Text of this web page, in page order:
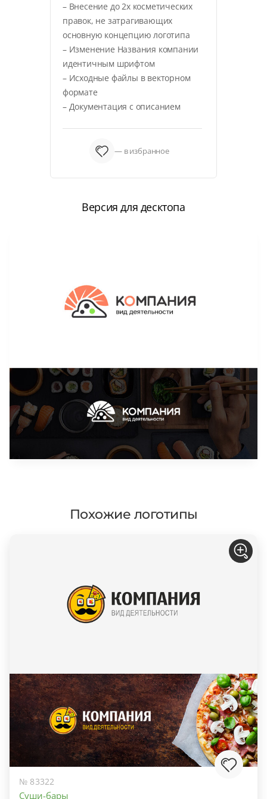
– Внесение до 2х косметических
правок, не затрагивающих
основную концепцию логотипа
– Изменение Названия компании
идентичным шрифтом
– Исходные файлы в векторном
формате
– Документация с описанием
— в избранное
Версия для десктопа
Похожие логотипы
№ 83322
Суши-бары